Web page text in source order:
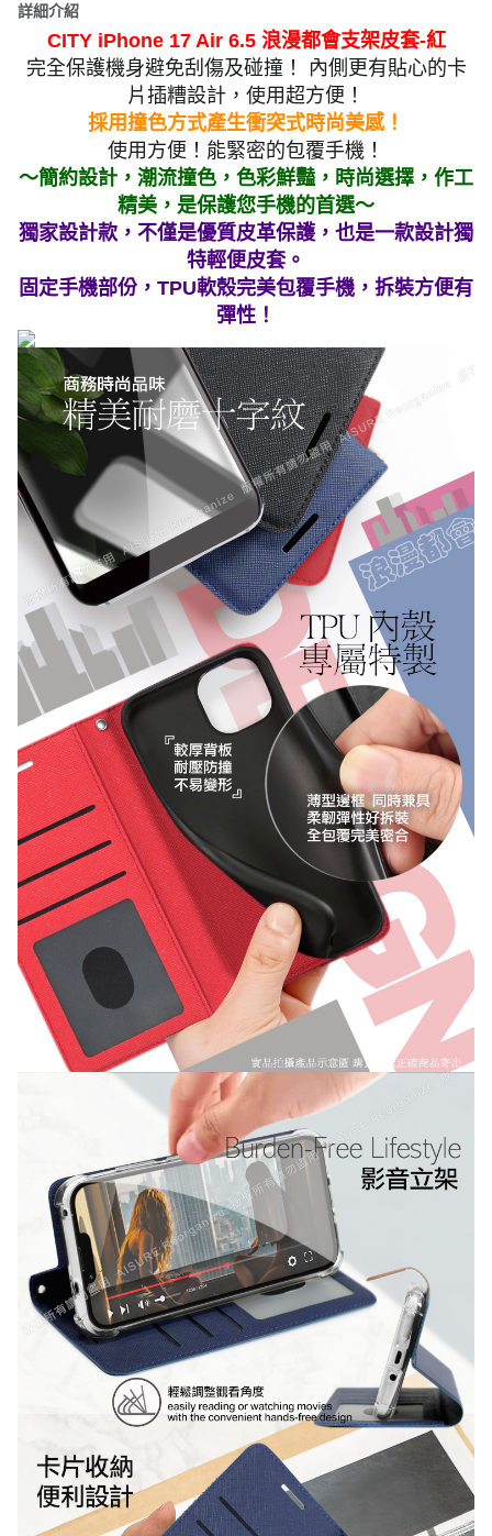
詳細介紹
CITY iPhone 17 Air 6.5 浪漫都會支架皮套-紅
完全保護機身避免刮傷及碰撞！ 內側更有貼心的卡
片插糟設計，使用超方便！
採用撞色方式產生衝突式時尚美感！
使用方便！能緊密的包覆手機！
～簡約設計，潮流撞色，色彩鮮豔，時尚選擇，作工
精美，是保護您手機的首選～
獨家設計款，不僅是優質皮革保護，也是一款設計獨
特輕便皮套。
固定手機部份，TPU軟殼完美包覆手機，拆裝方便有
彈性！